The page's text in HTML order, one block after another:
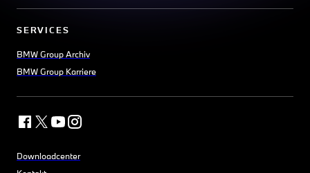
SERVICES
BMW Group Archiv
BMW Group Karriere
Downloadcenter